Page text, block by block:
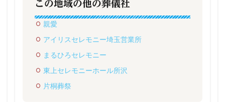
この地域の他の葬儀社
親愛
アイリスセレモニー埼玉営業所
まるひろセレモニー
東上セレモニーホール所沢
片桐葬祭